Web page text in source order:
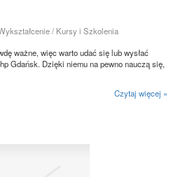
/ Kursy i Szkolenia
ważne, więc warto udać się lub wysłać
Gdańsk. Dzięki niemu na pewno nauczą się,
Czytaj więcej »